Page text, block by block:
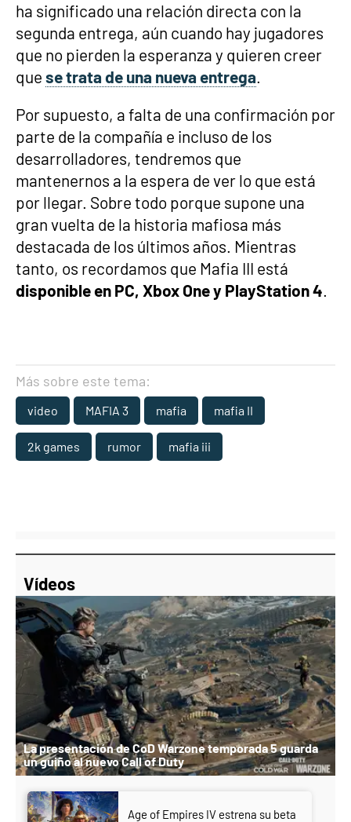
ha significado una relación directa con la
segunda entrega, aún cuando hay jugadores
que no pierden la esperanza y quieren creer
que se trata de una nueva entrega.
Por supuesto, a falta de una confirmación por
parte de la compañía e incluso de los
desarrolladores, tendremos que
mantenernos a la espera de ver lo que está
por llegar. Sobre todo porque supone una
gran vuelta de la historia mafiosa más
destacada de los últimos años. Mientras
tanto, os recordamos que Mafia III está
disponible en PC, Xbox One y PlayStation 4.
Más sobre este tema:
video MAFIA 3 mafia mafia II
2k games rumor mafia iii
Vídeos
La presentación de CoD Warzone temporada 5 guarda
un guiño al nuevo Call of Duty
Age of Empires IV estrena su beta